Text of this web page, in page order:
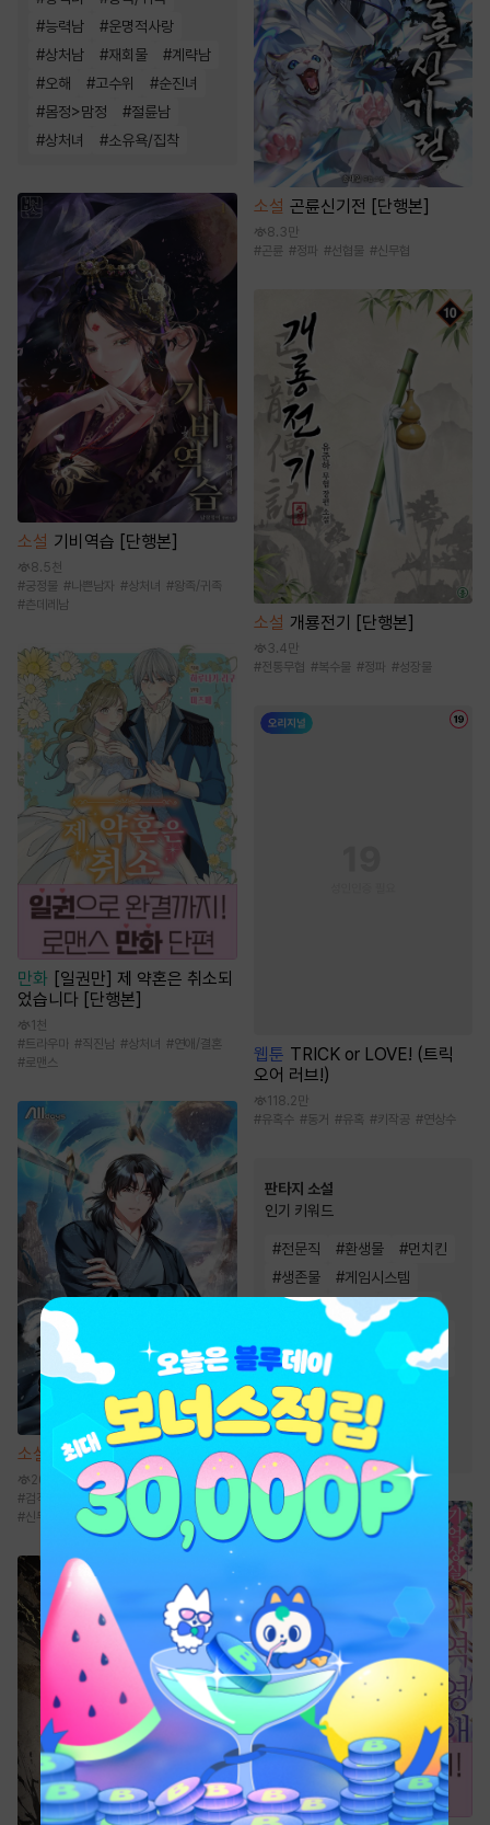
#능력남 #운명적사랑
#상처남 #재회물 #계략남
#오해 #고수위 #순진녀
#몸정>맘정 #절륜남
#상처녀 #소유욕/집착
소설 기비역습 [단행본]
8.5천
#궁정물 #나쁜남자 #상처녀 #왕족/귀족
#츤데레남
만화
[일권만] 제 약혼은 취소되
었습니다 [단행본]
1천
#트라우마 #직진남 #상처녀 #연애/결혼
#로맨스
소설 흑도검선
20만
#검객/무사 통쾌함 # 성장물
#신무협
소설 곤륜신기전 [단행본]
8.3만
#곤륜 #정파 #선협물 #신무협
소설 개룡전기 [단행본]
3.4만
#전통무협 #복수물 #정파 #성장물
웹툰 TRICK or LOVE! (트릭
오어 러브!)
118.2만
#유혹수 #동거 #유혹 #키작공 #연상수
판타지 소설
인기 키워드
#전문직 #환생물 #먼치킨
#생존물 #게임시스템
통쾌함 #천재 #복수물
#회귀물
성장물
#빙의물 #시스템
#스포츠물 #차원이동물
#경영/기업 #전쟁물
#재벌물 #이능력